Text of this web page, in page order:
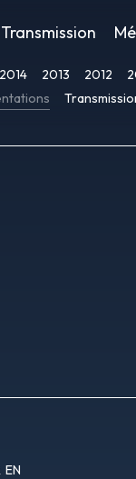
Transmission
2014 2013 2012
EN